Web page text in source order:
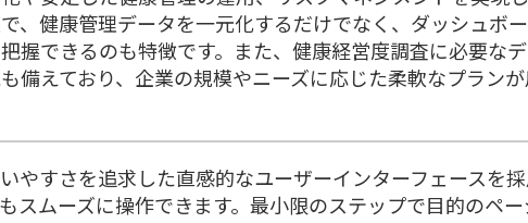
、健康管理データを一元化するだけでなく、ダッシュボ
握できるのも特徴です。また、健康経営度調査に必要な
備えており、企業の規模やニーズに応じた柔軟なプラン
やすさを追求した直感的なユーザーインターフェースを採
スムーズに操作できます。最小限のステップで目的のペ